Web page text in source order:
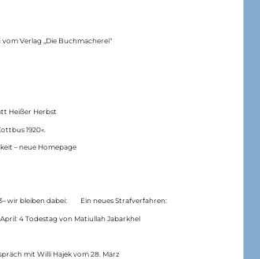
Verlag „Die Buchmacherei“
Heißer Herbst
1920«.
– neue Homepage
wir bleiben dabei: Ein neues Strafverfahren:
April: 4 Todestag von Matiul­lah Jabarkhel
mit Willi Hajek vom 28. März